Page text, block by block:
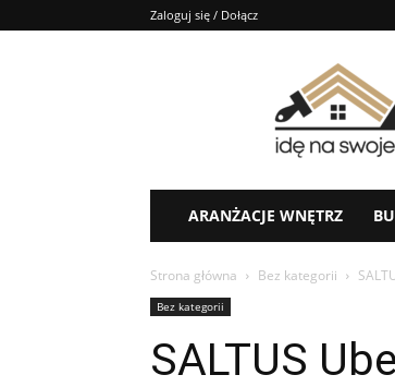
Zaloguj się / Dołącz
aranżacje
ARANŻACJE WNĘTRZ
Strona główna Bez kategorii
Bez kategorii
SALTUS